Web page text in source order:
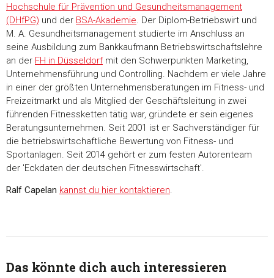
Hochschule für Prävention und Gesundheitsmanagement
(DHfPG) und der BSA-Akademie . Der Diplom-Betriebswirt und
M. A. Gesundheitsmanagement studierte im Anschluss an
seine Ausbildung zum Bankkaufmann Betriebswirtschaftslehre
an der FH in Düsseldorfmit den Schwerpunkten Marketing,
Unternehmensführung und Controlling. Nachdem er viele Jahre
in einer der größten Unternehmensberatungen im Fitness- und
Freizeitmarkt und als Mitglied der Geschäftsleitung in zwei
führenden Fitnessketten tätig war, gründete er sein eigenes
Beratungsunternehmen. Seit 2001 ist er Sachverständiger für
die betriebswirtschaftliche Bewertung von Fitness- und
Sportanlagen. Seit 2014 gehört er zum festen Autorenteam
der 'Eckdaten der deutschen Fitnesswirtschaft'.
Ralf Capelan kannst du hier kontaktieren.
Das könnte dich auch interessieren